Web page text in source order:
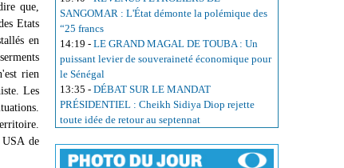
que,
Etats
en
rien
Les
de
SANGOMAR : L'État démonte la polémique des
“25 francs
14:19 - LE GRAND MAGAL DE TOUBA : Un
puissant levier de souveraineté économique pour
le Sénégal
13:35 - DÉBAT SUR LE MANDAT
PRÉSIDENTIEL : Cheikh Sidiya Diop rejette
toute idée de retour au septennat